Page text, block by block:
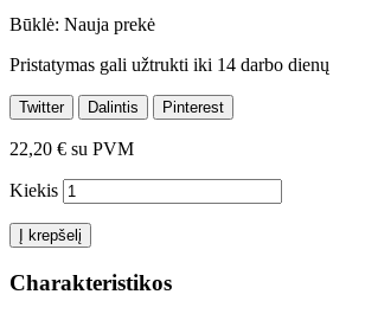
Būklė: Nauja prekė
Pristatymas gali užtrukti iki 14 darbo dienų
Twitter Dalintis Pinterest
22,20 € su PVM
Kiekis
Į krepšelį
Charakteristikos